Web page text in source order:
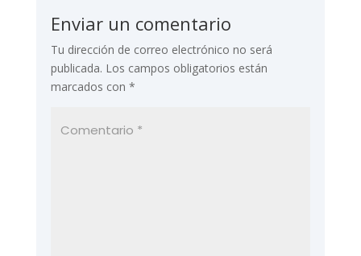
Enviar un comentario
Tu dirección de correo electrónico no será
publicada. Los campos obligatorios están
marcados con *